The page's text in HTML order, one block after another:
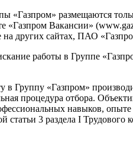
«Газпром» размещаются
«Газпром Вакансии»
других сайтах, ПАО
работы в Группе
в Группу «Газпром»
процедура отбора.
навыков,
статьи 3 раздела I Трудового